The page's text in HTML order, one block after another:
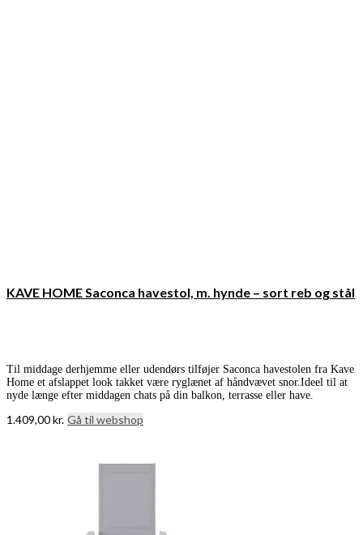
KAVE HOME Saconca havestol, m. hynde – sort reb og stål
Til middage derhjemme eller udendørs tilføjer Saconca havestolen fra Kave
Home et afslappet look takket være ryglænet af håndvævet snor.Ideel til at
nyde længe efter middagen chats på din balkon, terrasse eller have.
1.409,00kr. Gå til webshop